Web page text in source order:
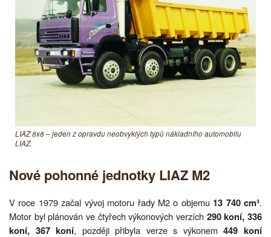
LIAZ 8x8 – jeden z opravdu neobvyklých typů nákladního automobilu
LIAZ.
Nové pohonné jednotky LIAZ M2
V roce 1979 začal vývoj motoru řady M2 o objemu 13 740 cm³.
Motor byl plánován ve čtyřech výkonových verzích 290 koní, 336
koní, 367 koní, později přibyla verze s výkonem449 koní